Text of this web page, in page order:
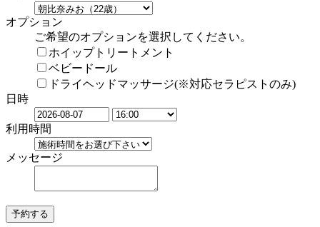
オプション
ご希望のオプションを選択してください。
ホイップトリートメント
ベビードール
ドライヘッドマッサージ(※対応セラピストのみ)
日時
利用時間
メッセージ